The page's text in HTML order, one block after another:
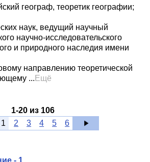
географ, теоретик географии;
наук, ведущий научный
научно-исследовательского
и природного наследия имени
направлению теоретической
... Ещё
1-20 из 106
1
2 3 4 5 6
- 1